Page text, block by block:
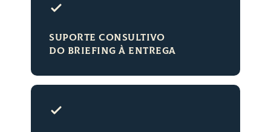
SUPORTE CONSULTIVO
DO BRIEFING À ENTREGA